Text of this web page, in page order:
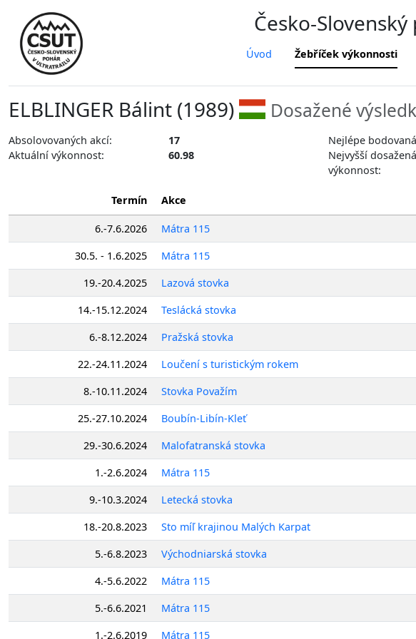
Česko-
Úvod Žebříček výkonnosti
ELBLINGER Bálint (1989) Dosažené
Absolovovaných akcí: 17 Nejlépe
Aktuální výkonnost:
60.98
Nejvyšší dosažená
výkonnost:
Termín Akce
6.-7.6.2026 Mátra 115
30.5. - 1.6.2025
Mátra 115
19.-20.4.2025
Lazová stovka
14.-15.12.2024
Teslácká stovka
6.-8.12.2024
Pražská stovka
22.-24.11.2024
Loučení s turistickým rokem
8.-10.11.2024
Stovka Považím
25.-27.10.2024
Boubín-Libín-Kleť
29.-30.6.2024
Malofatranská stovka
1.-2.6.2024
Mátra 115
9.-10.3.2024
Letecká stovka
18.-20.8.2023
Sto míľ krajinou Malých Karpat
5.-6.8.2023
Východniarská stovka
4.-5.6.2022
Mátra 115
5.-6.6.2021
Mátra 115
1.-2.6.2019
Mátra 115